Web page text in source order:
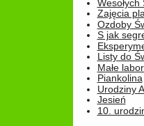
Wesołych
Zajęcia
Ozdoby
S jak
Listy do
Małe
Piankolina
Urodziny
Jesień
10.